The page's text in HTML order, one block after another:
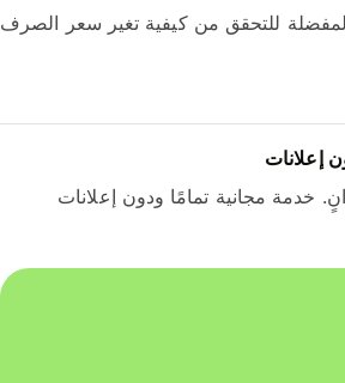
للتحقق من كيفية تغير سعر الصرف
خدمة مجانية تمامًا ودون إعلانات